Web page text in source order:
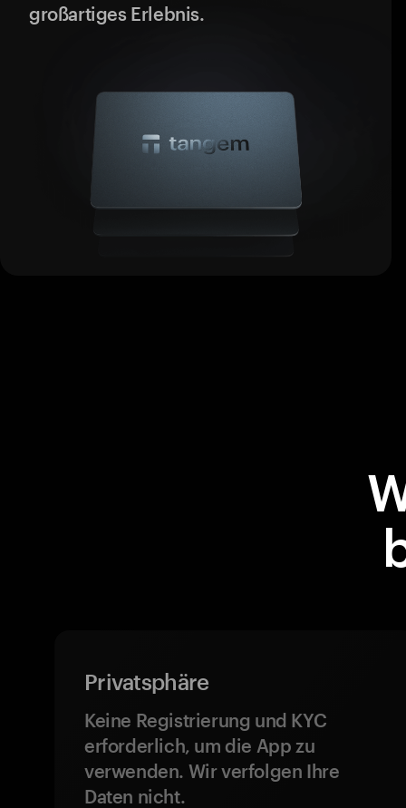
großartiges Erlebnis.
Privatsphäre
Keine Registrierung und KYC
erforderlich, um die App zu
verwenden. Wir verfolgen Ihre
Daten nicht.